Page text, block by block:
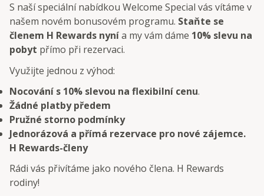
S naší speciální nabídkou Welcome Special vás vítáme v
našem novém bonusovém programu. Staňte se
členem H Rewards nynía my vám dáme 10% slevu na
pobyt přímo při rezervaci.
Využijte jednou z výhod:
Nocování s 10% slevou na flexibilní cenu.
Žádné platby předem
Pružné storno podmínky
Jednorázová a přímá rezervace pro nové zájemce.
H Rewards-členy
Rádi vás přivítáme jako nového člena. H Rewards
rodiny!